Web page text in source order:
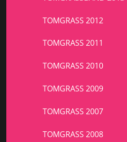
TOMGRASS 2012
TOMGRASS 2011
TOMGRASS 2010
TOMGRASS 2009
TOMGRASS 2007
TOMGRASS 2008